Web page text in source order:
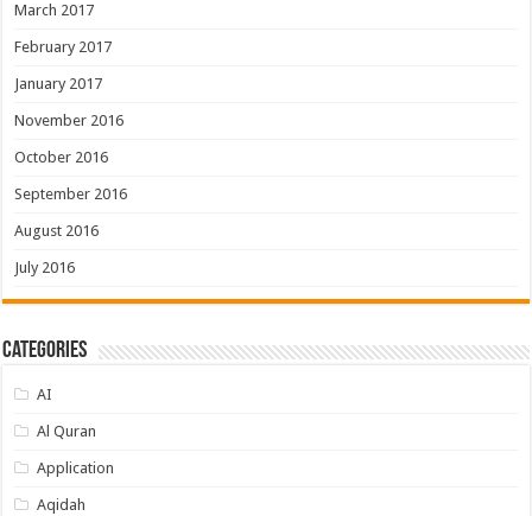
March 2017
February 2017
January 2017
November 2016
October 2016
September 2016
August 2016
July 2016
Categories
AI
Al Quran
Application
Aqidah